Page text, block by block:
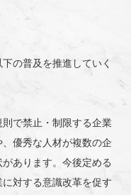
の普及を推進していく
で禁止・制限する企業
優秀な人材が複数の企
あります。今後定める
対する意識改革を促す